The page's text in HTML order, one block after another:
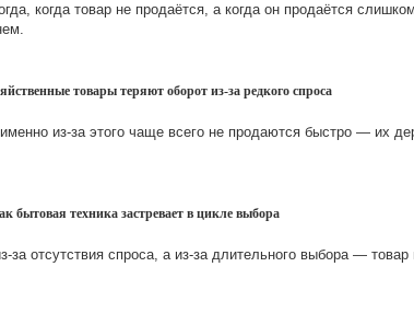
когда товар не продаётся, а когда он продаётся
товары теряют оборот из-за редкого спроса
из-за этого чаще всего не продаются быстро — их
бытовая техника застревает в цикле выбора
за отсутствия спроса, а из-за длительного выбора —